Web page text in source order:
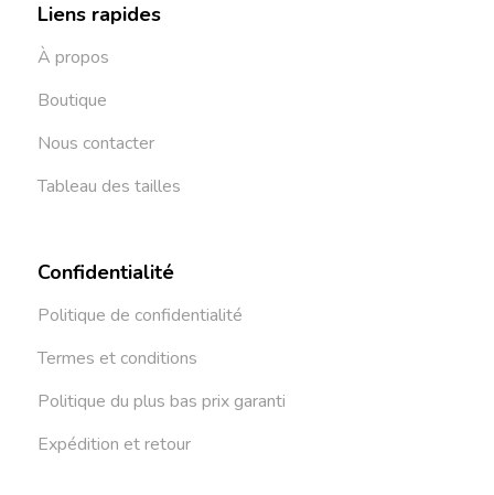
Liens rapides
À propos
Boutique
Nous contacter
Tableau des tailles
Confidentialité
Politique de confidentialité
Termes et conditions
Politique du plus bas prix garanti
Expédition et retour